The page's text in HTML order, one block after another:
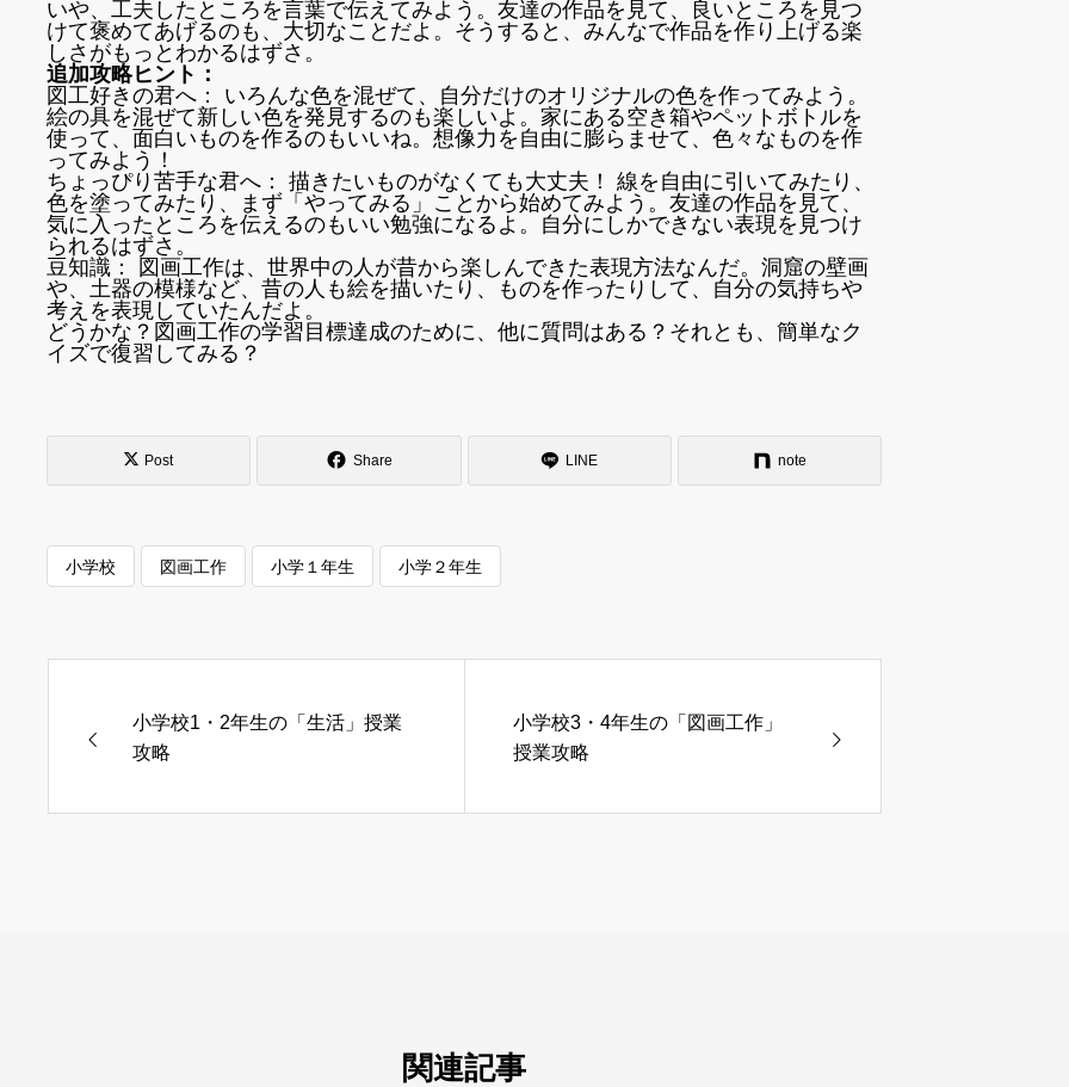
いや、工夫したところを言葉で伝えてみよう。友達の作品を見て、良いところを見つ
けて褒めてあげるのも、大切なことだよ。そうすると、みんなで作品を作り上げる楽
しさがもっとわかるはずさ。
追加攻略ヒント：
図工好きの君へ： いろんな色を混ぜて、自分だけのオリジナルの色を作ってみよう。
絵の具を混ぜて新しい色を発見するのも楽しいよ。家にある空き箱やペットボトルを
使って、面白いものを作るのもいいね。想像力を自由に膨らませて、色々なものを作
ってみよう！
ちょっぴり苦手な君へ： 描きたいものがなくても大丈夫！ 線を自由に引いてみたり、
色を塗ってみたり、まず「やってみる」ことから始めてみよう。友達の作品を見て、
気に入ったところを伝えるのもいい勉強になるよ。自分にしかできない表現を見つけ
られるはずさ。
豆知識： 図画工作は、世界中の人が昔から楽しんできた表現方法なんだ。洞窟の壁画
や、土器の模様など、昔の人も絵を描いたり、ものを作ったりして、自分の気持ちや
考えを表現していたんだよ。
どうかな？図画工作の学習目標達成のために、他に質問はある？それとも、簡単なク
イズで復習してみる？
Post Share LINE note
小学校 図画工作 小学１年生 小学２年生
小学校1・2年生の「生活」授業
攻略
小学校3・4年生の「図画工作」
授業攻略
関連記事